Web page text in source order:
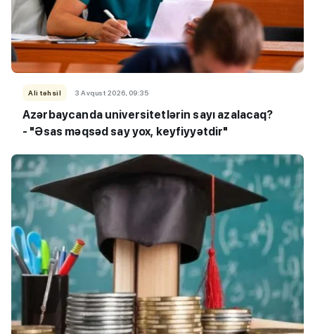
Ali təhsil 3 Avqust 2026, 09:35
Azərbaycanda universitetlərin sayı azalacaq?
- "Əsas məqsəd say yox, keyfiyyətdir"